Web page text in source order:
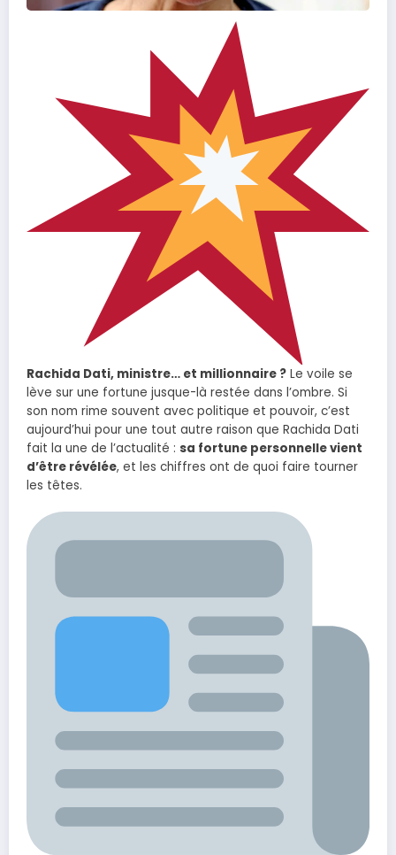
Rachida Dati, ministre… et millionnaire ? Le voile se
lève sur une fortune jusque-là restée dans l’ombre. Si
son nom rime souvent avec politique et pouvoir, c’est
aujourd’hui pour une tout autre raison que Rachida Dati
fait la une de l’actualité : sa fortune personnelle vient
d’être révélée, et les chiffres ont de quoi faire tourner
les têtes.